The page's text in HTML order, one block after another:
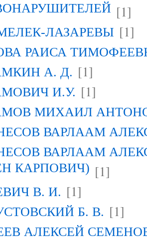
[1]
ЛАЗАРЕВЫ [1]
РАИСА
А. Д. [1]
И.У. [1]
МИХАИЛ
ВАРЛААМ
ВАРЛААМ
КАРПОВИЧ) [1]
В. И. [1]
Б. В. [1]
АЛЕКСЕЙ